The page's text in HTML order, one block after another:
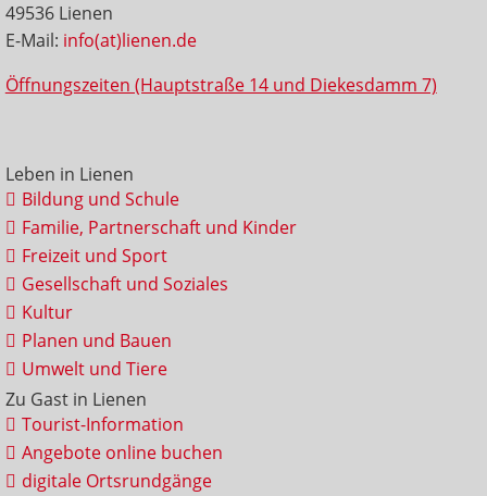
49536 Lienen
E-Mail: info(at)lienen.de
Öffnungszeiten (Hauptstraße 14 und Diekesdamm 7)
Leben in Lienen
Bildung und Schule
Familie, Partnerschaft und Kinder
Freizeit und Sport
Gesellschaft und Soziales
Kultur
Planen und Bauen
Umwelt und Tiere
Zu Gast in Lienen
Tourist-Information
Angebote online buchen
digitale Ortsrundgänge